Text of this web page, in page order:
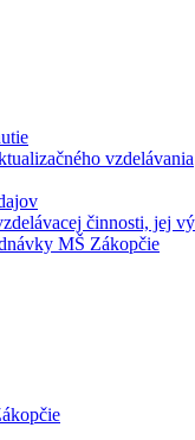
vzdelávania
činnosti, jej
MŠ Zákopčie